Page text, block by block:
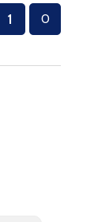
1 0